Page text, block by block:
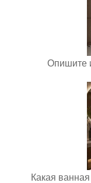
Опишите
Какая